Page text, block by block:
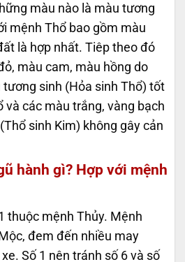
màu nào là màu tương
mệnh Thổ bao gồm màu
là hợp nhất. Tiêp theo đó
màu cam, màu hồng do
sinh (Hỏa sinh Thổ) tốt
và các màu trắng, vàng bạch
sinh Kim) không gây cản
hành gì? Hợp với mệnh
thuộc mệnh Thủy. Mệnh
đem đến nhiều may
Số 1 nên tránh số 6 và số